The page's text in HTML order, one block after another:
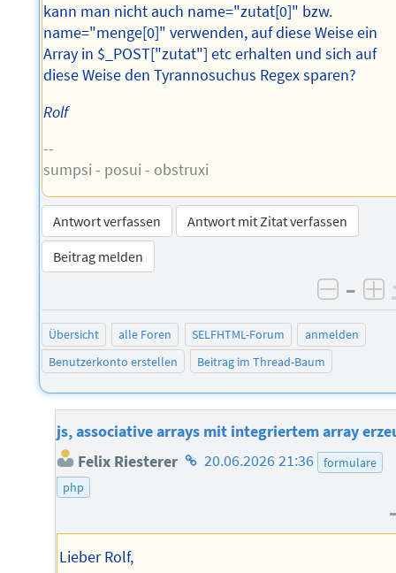
kann man nicht auch name="zutat[0]" bzw.
name="menge[0]" verwenden, auf diese Weise ein
Array in $_POST["zutat"] etc erhalten und sich auf
diese Weise den Tyrannosuchus Regex sparen?
Rolf
--
sumpsi - posui - obstruxi
Antwort verfassen
Antwort mit Zitat verfassen
Beitrag melden
–
Übersicht alle Foren SELFHTML-Forum
anmelden
Benutzerkonto erstellen
Beitrag im Thread-Baum
js, associative arrays mit integriertem array
Felix Riesterer Homepage
20.06.2026 21:36
formulare
php
Lieber Rolf,